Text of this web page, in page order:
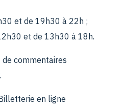
et de 19h30 à 22h ;
et de 13h30 à 18h.
commentaires
en ligne